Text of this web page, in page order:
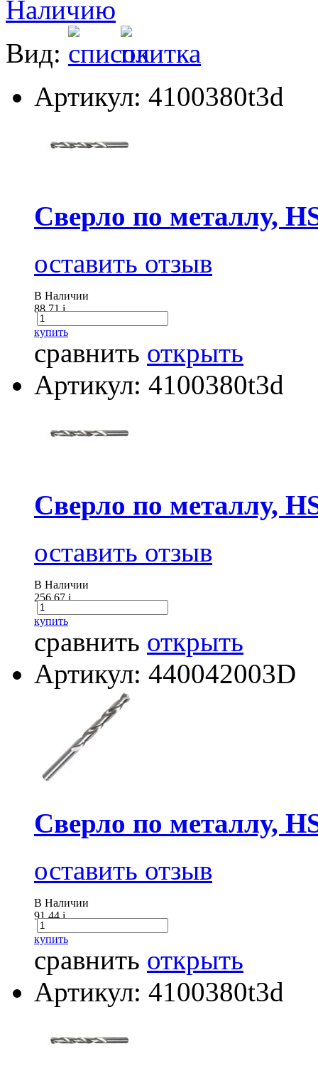
Наличию
Вид:
Артикул: 4100380t3d
Сверло по металлу,
оставить отзыв
В Наличии
88.71i
купить
сравнить открыть
Артикул: 4100380t3d
Сверло по металлу,
оставить отзыв
В Наличии
256.67i
купить
сравнить открыть
Артикул: 440042003D
Сверло по металлу,
оставить отзыв
В Наличии
91.44i
купить
сравнить открыть
Артикул: 4100380t3d